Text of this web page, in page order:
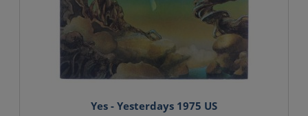
Yes - Yesterdays 1975 US